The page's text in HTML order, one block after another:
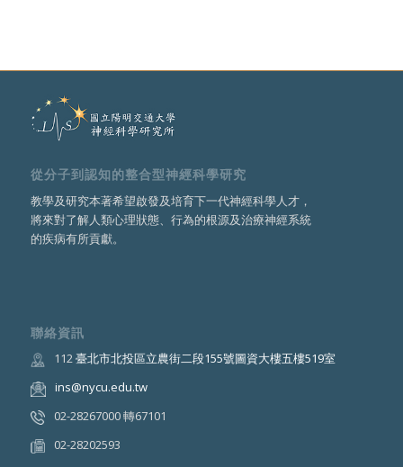
從分子到認知的整合型神經科學研究
教學及研究本著希望啟發及培育下一代神經科學人才，
將來對了解人類心理狀態、行為的根源及治療神經系統
的疾病有所貢獻。
聯絡資訊
112臺北市北投區立農街二段155號圖資大樓五樓519室
ins@nycu.edu.tw
02-28267000 轉67101
02-28202593